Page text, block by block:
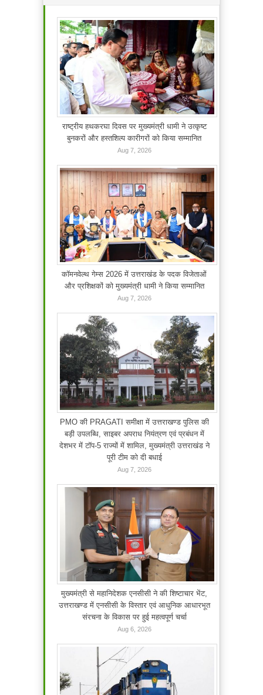
राष्ट्रीय हथकरघा दिवस पर मुख्यमंत्री धामी ने उत्कृष्ट
बुनकरों और हस्तशिल्प कारीगरों को किया सम्मानित
Aug 7, 2026
कॉमनवेल्थ गेम्स 2026 में उत्तराखंड के पदक विजेताओं
और प्रशिक्षकों को मुख्यमंत्री धामी ने किया सम्मानित
Aug 7, 2026
PMO की PRAGATI समीक्षा में उत्तराखण्ड पुलिस की
बड़ी उपलब्धि, साइबर अपराध नियंत्रण एवं प्रबंधन में
देशभर में टॉप-5 राज्यों में शामिल, मुख्यमंत्री उत्तराखंड ने
पूरी टीम को दी बधाई
Aug 7, 2026
मुख्यमंत्री से महानिदेशक एनसीसी ने की शिष्टाचार भेंट,
उत्तराखण्ड में एनसीसी के विस्तार एवं आधुनिक आधारभूत
संरचना के विकास पर हुई महत्वपूर्ण चर्चा
Aug 6, 2026